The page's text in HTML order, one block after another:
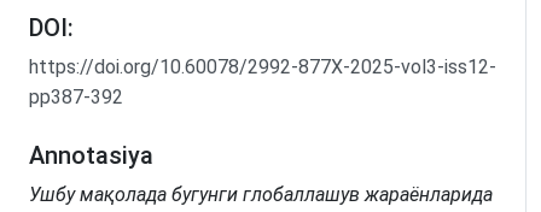
DOI:
https://doi.org/10.60078/2992-877X-2025-vol3-iss12-
pp387-392
Annotasiya
Ушбу мақолада бугунги глобаллашув жараёнларида